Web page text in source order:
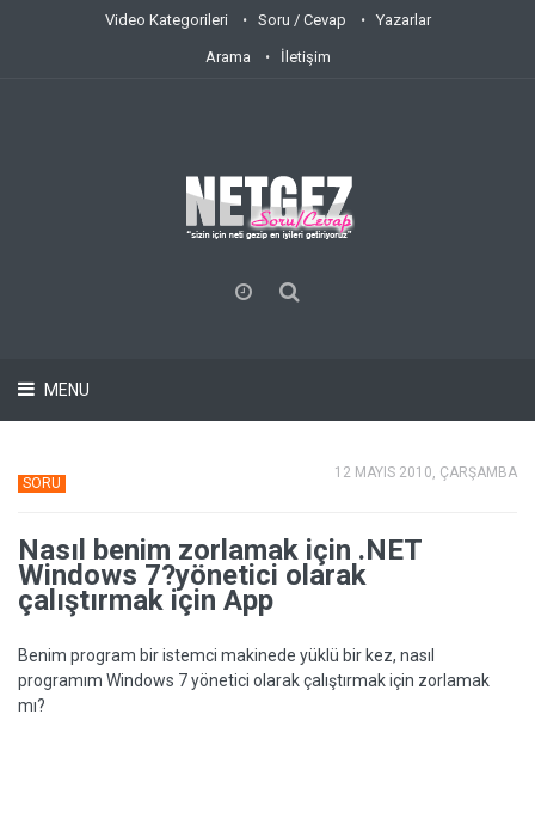
Video Kategorileri Soru / Cevap Yazarlar
Arama İletişim
MENU
SORU
12 MAYIS 2010, ÇARŞAMBA
Nasıl benim zorlamak için .NET
Windows 7?yönetici olarak
çalıştırmak için App
Benim program bir istemci makinede yüklü bir kez, nasıl
programım Windows 7 yönetici olarak çalıştırmak için zorlamak
mı?